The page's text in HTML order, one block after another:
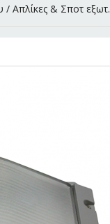
/ Απλίκες & Σποτ